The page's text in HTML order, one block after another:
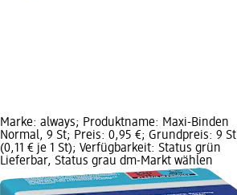
Marke: always; Produktname: Maxi-Binden
Normal, 9 St; Preis: 0,95 €; Grundpreis: 9 St
(0,11 € je 1 St); Verfügbarkeit: Status grün
Lieferbar, Status grau dm-Markt wählen